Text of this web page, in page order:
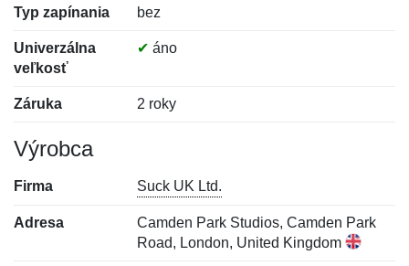
Typ zapínania bez
Univerzálna
veľkosť
✔ áno
Záruka 2 roky
Výrobca
Firma Suck UK Ltd.
Adresa
Camden Park Studios, Camden Park
Road, London, United Kingdom